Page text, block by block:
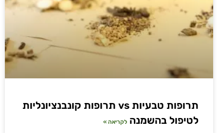
תרופות טבעיות vs תרופות קונבנציונליות
לטיפול בהשמנה לקריאה »